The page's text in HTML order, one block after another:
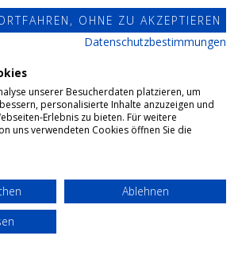
wird geregelt, wer was vom
Trotzdem kann hierbei schnell
In einem solchen Fall kommt
MEHR ERFAHREN
OHNE ZU AKZEPTIEREN
Datenschutzbestimmungen
unserer Besucherdaten platzieren, um
personalisierte Inhalte anzuzeigen und
Erlebnis zu bieten. Für weitere
uns verwendeten Cookies öffnen Sie die
Ablehnen